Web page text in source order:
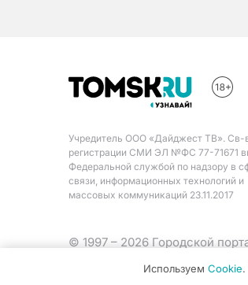
Учредитель ООО «Дайджест ТВ». Св-
регистрации СМИ ЭЛ №ФС 77-71671
Федеральной службой по надзору в
связи, информационных технологий и
массовых коммуникаций 23.11.2017
© 1997 – 2026 Городской
Используем Cookie